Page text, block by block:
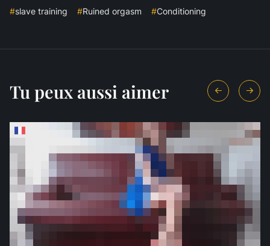
#slave training #Ruined orgasm #Conditioning
Tu peux aussi aimer